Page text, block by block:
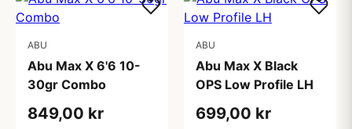
ABU
Abu Max X 6'6 10-
30gr Combo
849,00 kr
ABU
Abu Max X Black
OPS Low Profile LH
699,00 kr